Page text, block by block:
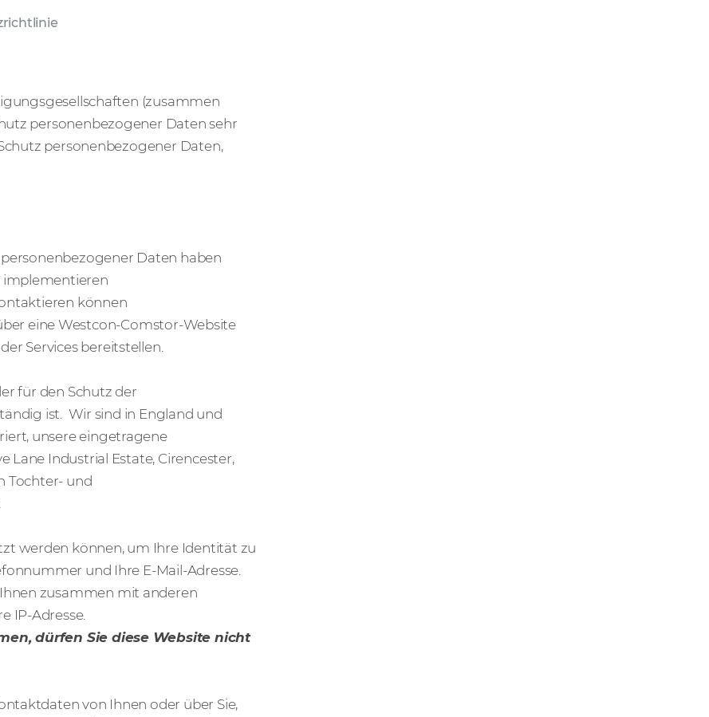
(zusammen
personenbezogener Daten sehr
personenbezogener Daten,
Daten haben
implementieren
können
eine Westcon-Comstor-Website
Services bereitstellen.
für den Schutz der
ist. Wir sind in England und
unsere eingetragene
Lane Industrial Estate, Cirencester,
Tochter- und
werden können, um Ihre Identität zu
und Ihre E-Mail-Adresse.
zusammen mit anderen
IP-Adresse.
dürfen Sie diese Website nicht
von Ihnen oder über Sie,